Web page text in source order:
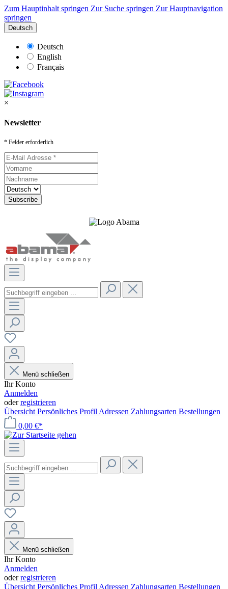
Zum Hauptinhalt springen Zur Suche springen Zur Hauptnavigation
springen
Deutsch
Deutsch
English
Français
×
Newsletter
* Felder erforderlich
Menü schließen
Ihr Konto
Anmelden
oderregistrieren
Übersicht Persönliches Profil Adressen Zahlungsarten Bestellungen
0,00 €*
Menü schließen
Ihr Konto
Anmelden
oderregistrieren
Übersicht Persönliches Profil Adressen Zahlungsarten Bestellungen